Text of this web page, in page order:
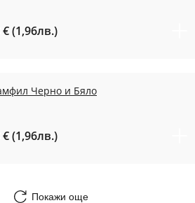
€ (1,96лв.)
Черно и Бяло
€ (1,96лв.)
Покажи още